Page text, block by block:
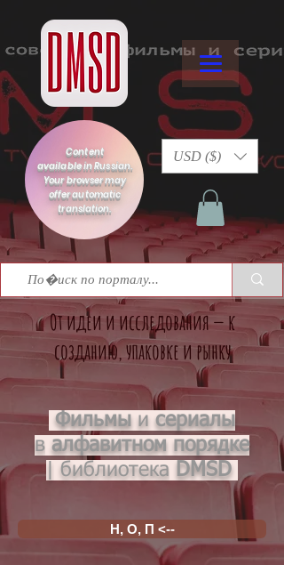
Content
available in Russian.
Your browser may
offer automatic
translation.
USD ($)
От идеи и исследования — к
созданию, упаковке и рынку
Фильмы и сериалы
в алфавитном порядке
библиотека DMSD
Н, О, П <--